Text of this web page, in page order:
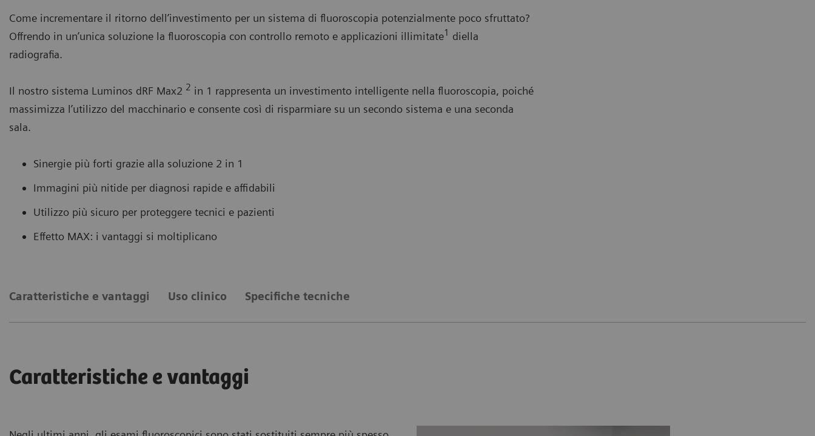
Come incrementare il ritorno dell’investimento per un sistema di fluoroscopia potenzialmente poco sfruttato?
Offrendo in un’unica soluzione la fluoroscopia con controllo remoto e applicazioni illimitate1 diella
radiografia.
Il nostro sistema Luminos dRF Max2 2 in 1 rappresenta un investimento intelligente nella fluoroscopia, poiché
massimizza l’utilizzo del macchinario e consente così di risparmiare su un secondo sistema e una seconda
sala.
Sinergie più forti grazie alla soluzione 2 in 1
Immagini più nitide per diagnosi rapide e affidabili
Utilizzo più sicuro per proteggere tecnici e pazienti
Effetto MAX: i vantaggi si moltiplicano
Caratteristiche e vantaggi Uso clinico Specifiche tecniche
Caratteristiche e vantaggi